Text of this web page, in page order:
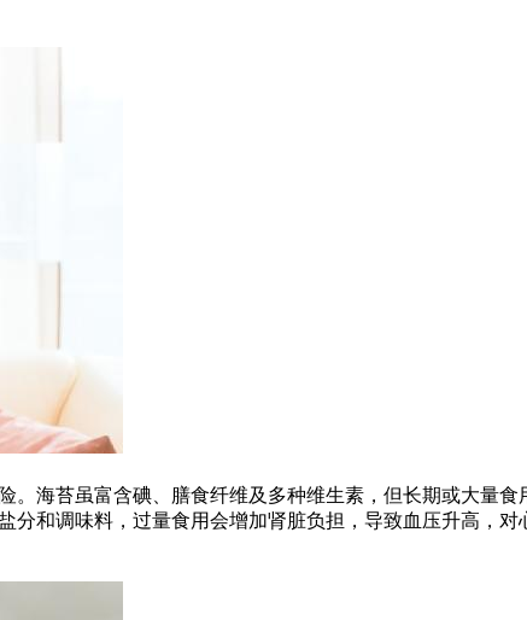
海苔虽富含碘、膳食纤维及多种维生素，但长期或大量
和调味料，过量食用会增加肾脏负担，导致血压升高，